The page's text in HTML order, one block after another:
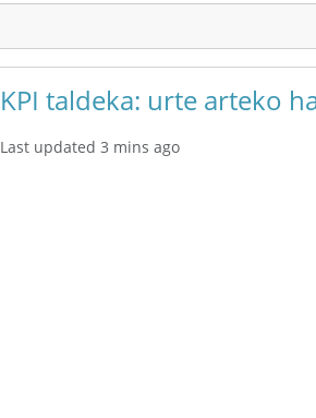
KPI taldeka: urte arteko
Last updated 3 mins ago